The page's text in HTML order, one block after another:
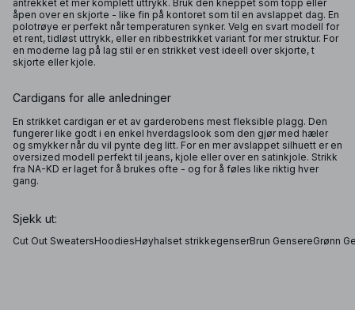
antrekket et mer komplett uttrykk. Bruk den kneppet som topp eller
åpen over en skjorte - like fin på kontoret som til en avslappet dag. En
polotrøye er perfekt når temperaturen synker. Velg en svart modell for
et rent, tidløst uttrykk, eller en ribbestrikket variant for mer struktur. For
en moderne lag på lag stil er en strikket vest ideell over skjorte, t
skjorte eller kjole.
Cardigans for alle anledninger
En strikket cardigan er et av garderobens mest fleksible plagg. Den
fungerer like godt i en enkel hverdagslook som den gjør med hæler
og smykker når du vil pynte deg litt. For en mer avslappet silhuett er en
oversized modell perfekt til jeans, kjole eller over en satinkjole. Strikk
fra NA-KD er laget for å brukes ofte - og for å føles like riktig hver
gang.
Sjekk ut:
Cut Out SweatersHoodiesHøyhalset strikkegenserBrun GensereGrønn